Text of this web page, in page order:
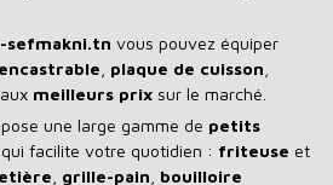
sefmakni.tn vous pouvez équiper
plaque de cuisson
meilleurs prix sur le marché.
une large gamme de petits
qui facilite votre quotidien : friteuse et
grille-pain bouilloire